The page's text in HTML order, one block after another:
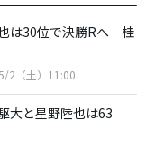
は30位で決勝Rへ 桂
2（土）11:00
大と星野陸也は63